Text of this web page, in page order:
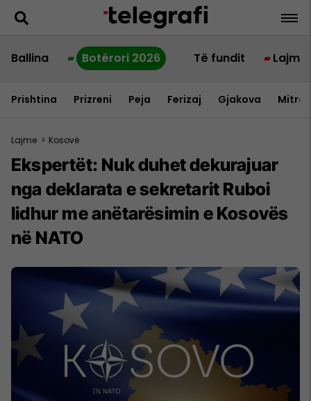
Ballina Botërori 2026 Të fundit Lajme
Prishtina Prizreni Peja Ferizaj Gjakova
Lajme > Kosovë
​Ekspertët: Nuk duhet dekurajuar
nga deklarata e sekretarit Ruboi
lidhur me anëtarësimin e Kosovës
në NATO